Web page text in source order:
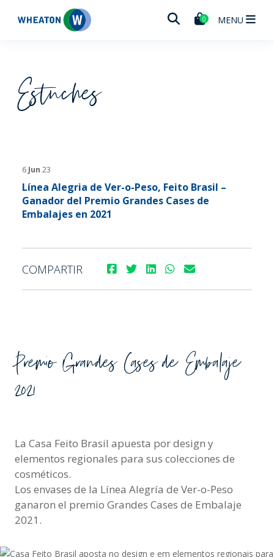
Wheaton 0 MENU
Estuches
6 Jun 23
Línea Alegria de Ver-o-Peso, Feito Brasil –
Ganador del Premio Grandes Cases de
Embalajes en 2021
COMPARTIR
Premio Grandes Cases de Embalaje
2021
La Casa Feito Brasil apuesta por design y
elementos regionales para sus colecciones de
cosméticos.
Los envases de la Línea Alegría de Ver-o-Peso
ganaron el premio Grandes Cases de Embalaje
2021.